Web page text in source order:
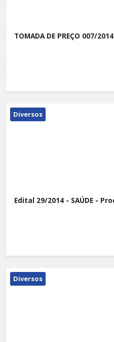
TOMADA DE PREÇO 007/
Diversos
Edital 29/2014 - SAÚDE -
Diversos